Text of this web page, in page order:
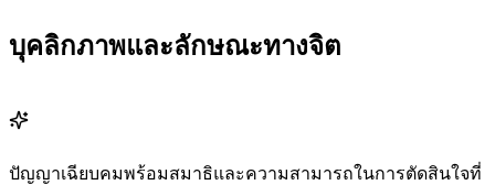
บุคลิกภาพและลักษณะทางจิต
ปัญญาเฉียบคมพร้อมสมาธิและความสามารถในการตัดสินใจที่